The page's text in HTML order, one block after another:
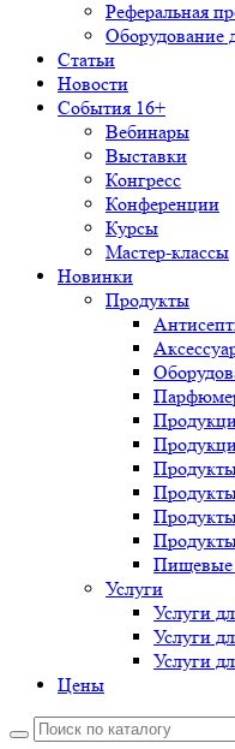
Реферальная
Оборудование
Статьи
Новости
События 16+
Вебинары
Выставки
Конгресс
Конференции
Курсы
Мастер-классы
Новинки
Продукты
Пищевые
Услуги
Услуги
Услуги
Услуги
Цены